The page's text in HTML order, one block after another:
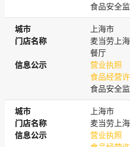
食品安全
城市
城市
上海市
门店名称
门店名称
麦当劳上
餐厅
信息公示
信息公示
营业执照
食品经营
食品安全
城市
城市
上海市
门店名称
门店名称
麦当劳上
信息公示
信息公示
营业执照